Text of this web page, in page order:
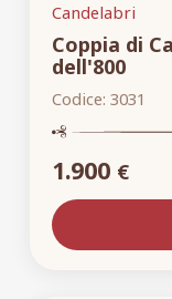
Candelabri
Coppia di
dell'800
Codice: 3031
1.900 €